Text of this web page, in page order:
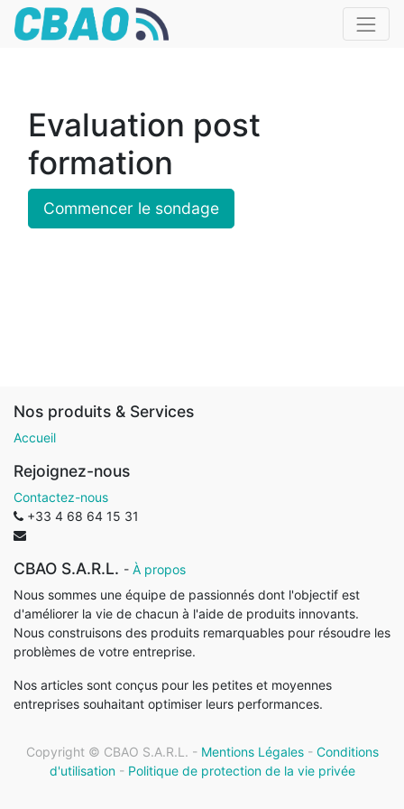
Evaluation post
formation
Commencer le sondage
Nos produits & Services
Accueil
Rejoignez-nous
Contactez-nous
+33 4 68 64 15 31
CBAO S.A.R.L. - À propos
Nous sommes une équipe de passionnés dont l'objectif est
d'améliorer la vie de chacun à l'aide de produits innovants.
Nous construisons des produits remarquables pour résoudre les
problèmes de votre entreprise.
Nos articles sont conçus pour les petites et moyennes
entreprises souhaitant optimiser leurs performances.
Copyright © CBAO S.A.R.L. - Mentions Légales - Conditions
d'utilisation - Politique de protection de la vie privée